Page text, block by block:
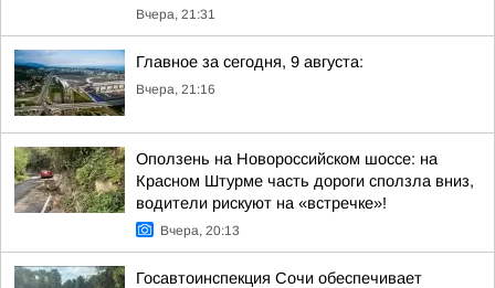
Вчера, 21:31
Главное за сегодня, 9 августа:
Вчера, 21:16
Оползень на Новороссийском шоссе: на
Красном Штурме часть дороги сползла вниз,
водители рискуют на «встречке»!
Вчера, 20:13
Госавтоинспекция Сочи обеспечивает